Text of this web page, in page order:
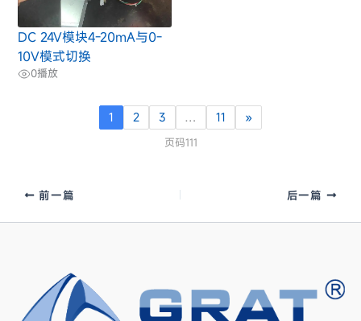
DC 24V模块4-20mA与0-
10V模式切换
0播放
1 2 3 … 11 »
页码111
前一篇 后一篇